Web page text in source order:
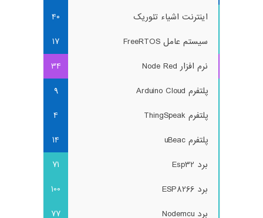
اینترنت اشیاء تئوریک
40
سیستم عامل FreeRTOS
17
نرم افزار Node Red
34
پلتفرم Arduino Cloud
9
پلتفرم ThingSpeak
4
پلتفرم uBeac
14
برد Esp32
71
برد ESP8266
100
برد Nodemcu
77